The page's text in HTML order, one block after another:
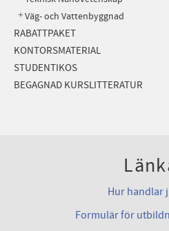
Väg- och Vattenbyggnad
RABATTPAKET
KONTORSMATERIAL
STUDENTIKOS
BEGAGNAD KURSLITTERATUR
Hur handlar
Formulär för